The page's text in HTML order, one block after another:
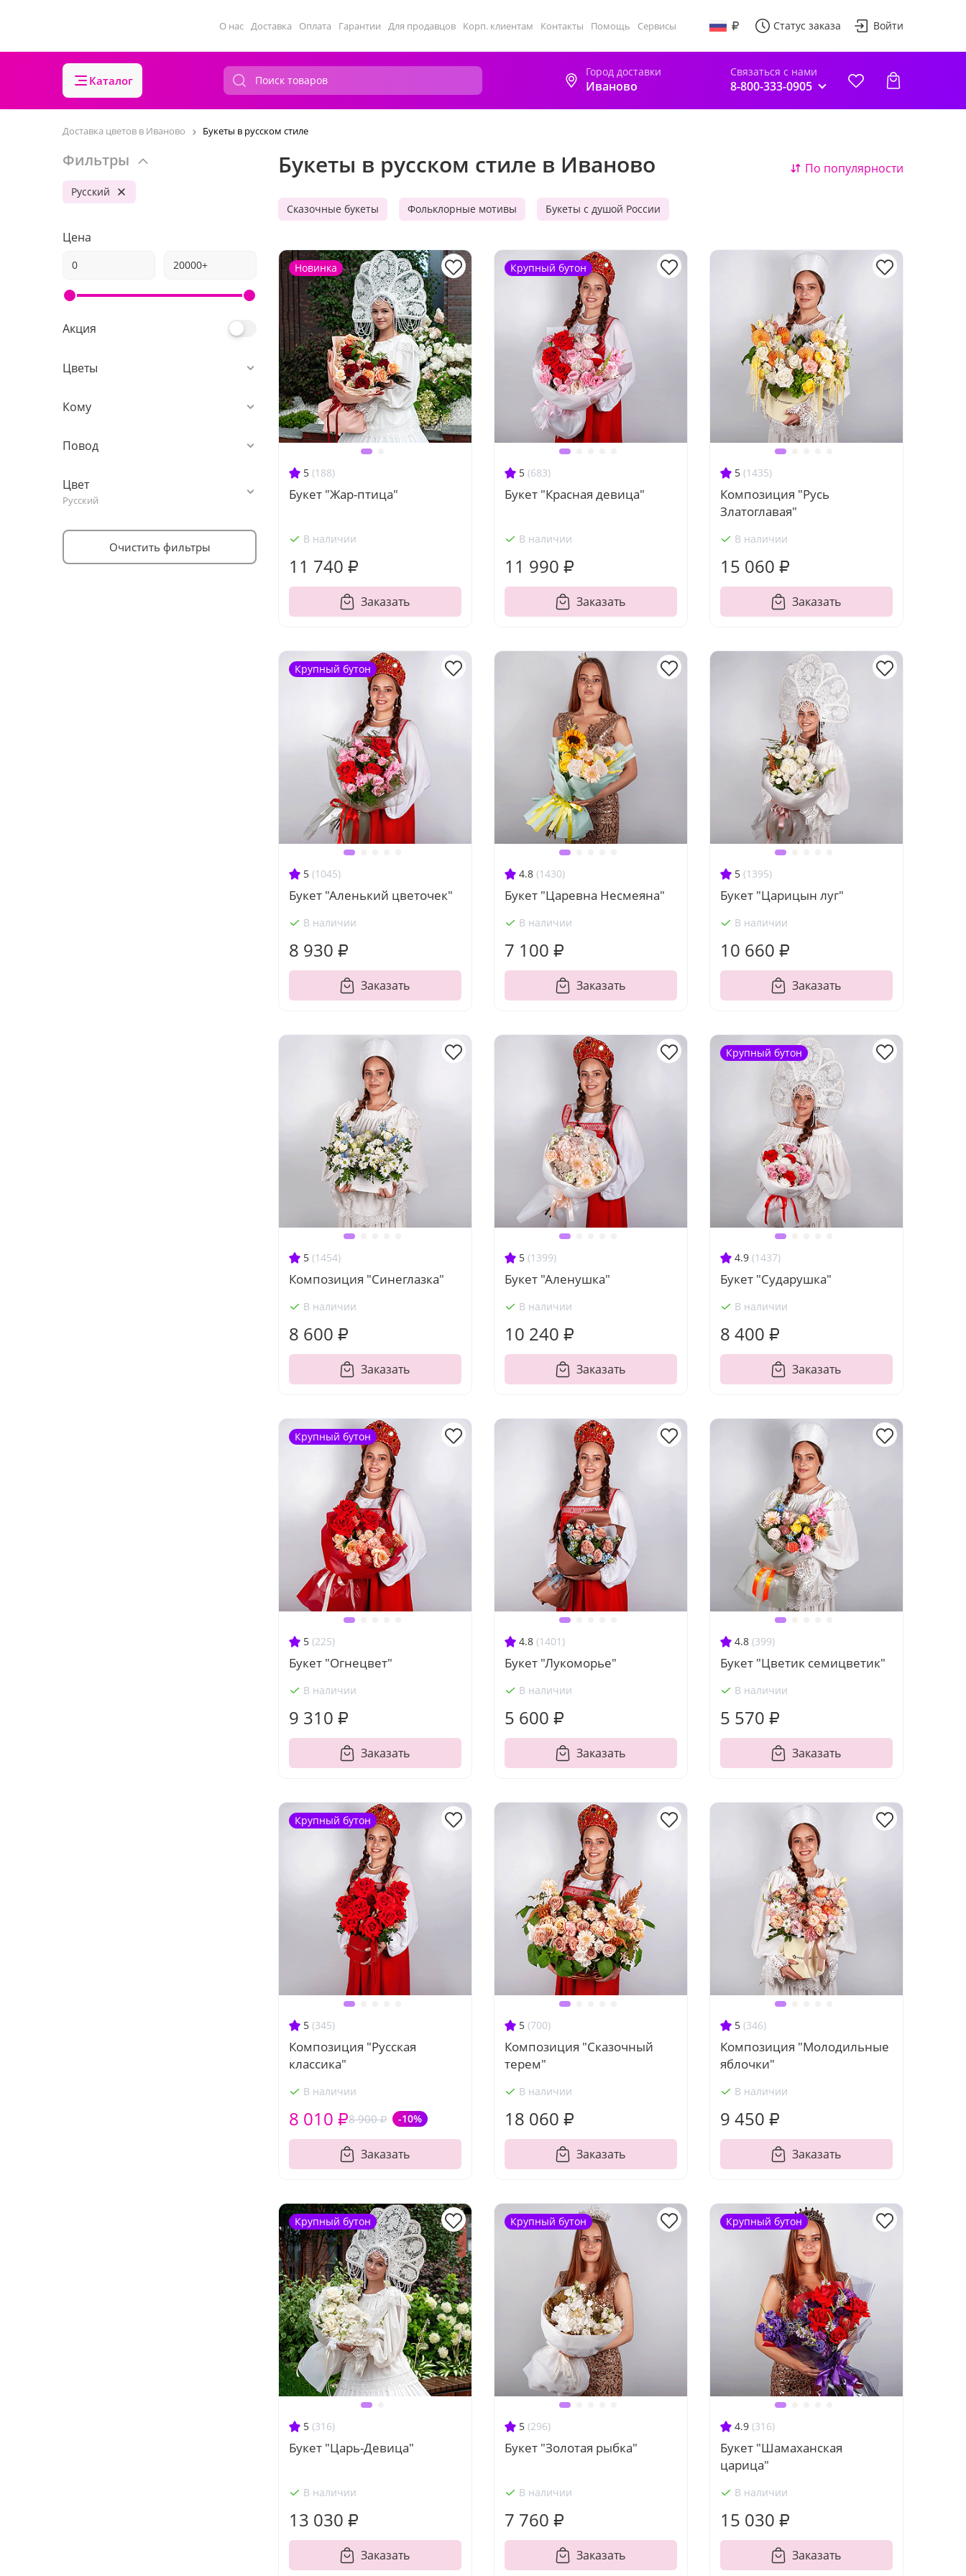
О нас Доставка Оплата Гарантии Для продавцов Корп. клиентам Контакты Помощь Сервисы Статус заказа Войти
Каталог
Город доставки
Иваново
Связаться с нами
8-800-333-0905
Доставка цветов в Иваново Букеты в русском стиле
Фильтры
Русский
Цена
Акция
Цветы
Кому
Повод
Цвет
Русский
Очистить фильтры
Букеты в русском стиле в Иваново По популярности
Сказочные букеты Фольклорные мотивы Букеты с душой России
5 (188)
Букет "Жар-птица"
В наличии
11 740 ₽
Заказать
Новинка
5 (683)
Букет "Красная девица"
В наличии
11 990 ₽
Заказать
Крупный бутон
5 (1435)
Композиция "Русь
Златоглавая"
В наличии
15 060 ₽
Заказать
5 (1045)
Букет "Аленький цветочек"
В наличии
8 930 ₽
Заказать
Крупный бутон
4.8 (1430)
Букет "Царевна Несмеяна"
В наличии
7 100 ₽
Заказать
5 (1395)
Букет "Царицын луг"
В наличии
10 660 ₽
Заказать
5 (1454)
Композиция "Синеглазка"
В наличии
8 600 ₽
Заказать
5 (1399)
Букет "Аленушка"
В наличии
10 240 ₽
Заказать
4.9 (1437)
Букет "Сударушка"
В наличии
8 400 ₽
Заказать
Крупный бутон
5 (225)
Букет "Огнецвет"
В наличии
9 310 ₽
Заказать
Крупный бутон
4.8 (1401)
Букет "Лукоморье"
В наличии
5 600 ₽
Заказать
4.8 (399)
Букет "Цветик семицветик"
В наличии
5 570 ₽
Заказать
5 (345)
Композиция "Русская
классика"
В наличии
8 900 ₽ -10%
8 010 ₽
Заказать
Крупный бутон
5 (700)
Композиция "Сказочный
терем"
В наличии
18 060 ₽
Заказать
5 (346)
Композиция "Молодильные
яблочки"
В наличии
9 450 ₽
Заказать
5 (316)
Букет "Царь-Девица"
В наличии
13 030 ₽
Заказать
Крупный бутон
5 (296)
Букет "Золотая рыбка"
В наличии
7 760 ₽
Заказать
Крупный бутон
4.9 (316)
Букет "Шамаханская
царица"
В наличии
15 030 ₽
Заказать
Крупный бутон